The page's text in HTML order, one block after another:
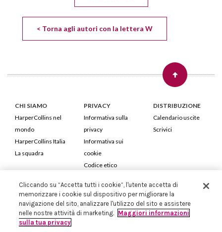
< Torna agli autori con la lettera W
CHI SIAMO
HarperCollins nel
mondo
HarperCollins Italia
La squadra
PRIVACY
Informativa sulla
privacy
Informativa sui
cookie
Codice etico
DISTRIBUZIONE
Calendario uscite
Scrivici
HarperCollins Italia S.p.A. Viale Monte Nero, 84 - 20135 Milano
Cod. Fiscale e P.IVA 05946780151 - Capitale Sociale 258.250 €
Iscritta in Milano al Registro delle imprese nr.198004 e REA nr.1051898
Cliccando su “Accetta tutti i cookie”, l'utente accetta di
memorizzare i cookie sul dispositivo per migliorare la
navigazione del sito, analizzare l'utilizzo del sito e assistere
nelle nostre attività di marketing. Maggiori informazioni
sulla tua privacy